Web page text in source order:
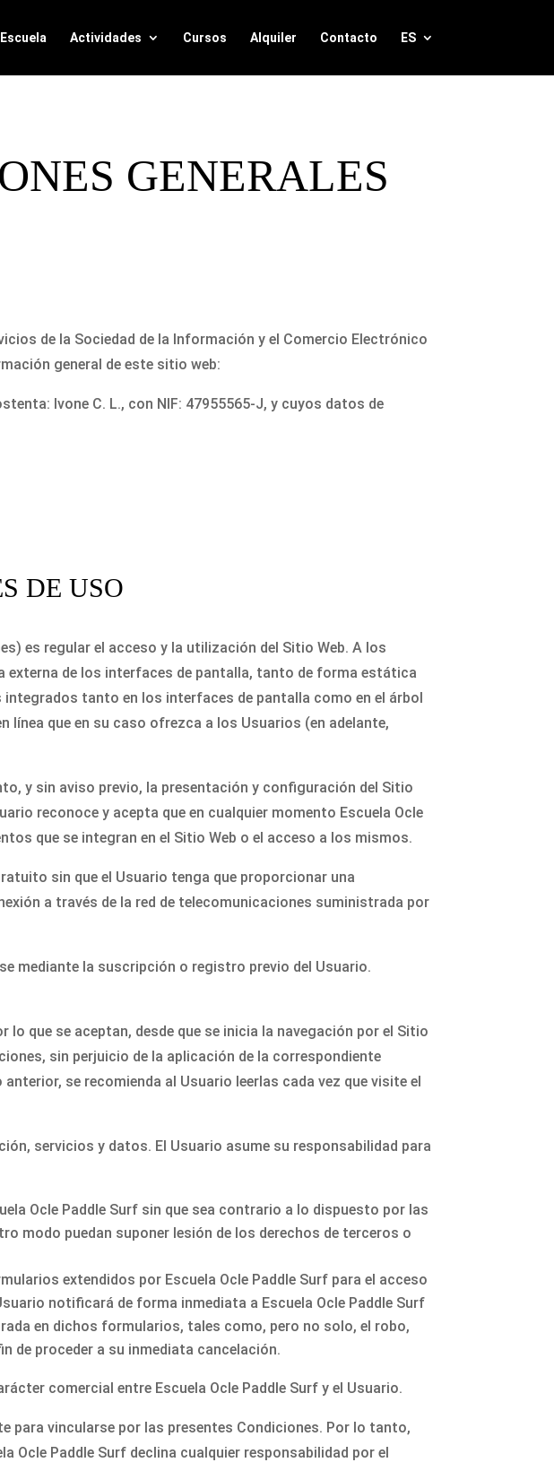
Escuela Actividades Cursos Alquiler Contacto ES
GENERALES
de la Sociedad de la Información y el Comercio Electrónico
general de este sitio web:
Ivone C. L., con NIF: 47955565-J, y cuyos datos de
DE USO
es regular el acceso y la utilización del Sitio Web. A los
externa de los interfaces de pantalla, tanto de forma estática
tanto en los interfaces de pantalla como en el árbol
que en su caso ofrezca a los Usuarios (en adelante,
y sin aviso previo, la presentación y configuración del Sitio
reconoce y acepta que en cualquier momento Escuela Ocle
que se integran en el Sitio Web o el acceso a los mismos.
sin que el Usuario tenga que proporcionar una
a través de la red de telecomunicaciones suministrada por
mediante la suscripción o registro previo del Usuario.
que se aceptan, desde que se inicia la navegación por el Sitio
sin perjuicio de la aplicación de la correspondiente
se recomienda al Usuario leerlas cada vez que visite el
servicios y datos. El Usuario asume su responsabilidad para
Ocle Paddle Surf sin que sea contrario a lo dispuesto por las
modo puedan suponer lesión de los derechos de terceros o
extendidos por Escuela Ocle Paddle Surf para el acceso
notificará de forma inmediata a Escuela Ocle Paddle Surf
en dichos formularios, tales como, pero no solo, el robo,
de proceder a su inmediata cancelación.
comercial entre Escuela Ocle Paddle Surf y el Usuario.
para vincularse por las presentes Condiciones. Por lo tanto,
Ocle Paddle Surf declina cualquier responsabilidad por el